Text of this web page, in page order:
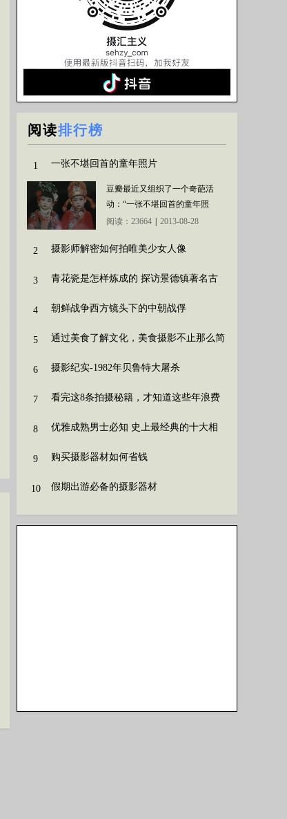
阅读排行榜
1 一张不堪回首的童年照片
豆瓣最近又组织了一个奇葩活
动：“一张不堪回首的童年照
片”，让大家上传自己童年囧照
阅读：23664 2013-08-28
2 摄影师解密如何拍唯美少女人像
3
青花瓷是怎样炼成的 探访景德镇著名古
4
朝鲜战争西方镜头下的中朝战俘
5
通过美食了解文化，美食摄影不止那么简
6
摄影纪实-1982年贝鲁特大屠杀
7
看完这8条拍摄秘籍，才知道这些年浪费
8
优雅成熟男士必知 史上最经典的十大相
9
购买摄影器材如何省钱
10 假期出游必备的摄影器材